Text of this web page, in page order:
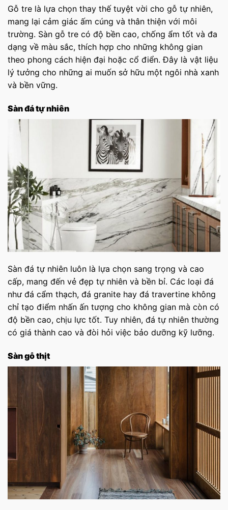
Gỗ tre là lựa chọn thay thế tuyệt vời cho gỗ tự nhiên,
mang lại cảm giác ấm cúng và thân thiện với môi
trường. Sàn gỗ tre có độ bền cao, chống ẩm tốt và đa
dạng về màu sắc, thích hợp cho những không gian
theo phong cách hiện đại hoặc cổ điển. Đây là vật liệu
lý tưởng cho những ai muốn sở hữu một ngôi nhà xanh
và bền vững.
Sàn đá tự nhiên
Sàn đá tự nhiên luôn là lựa chọn sang trọng và cao
cấp, mang đến vẻ đẹp tự nhiên và bền bỉ. Các loại đá
như đá cẩm thạch, đá granite hay đá travertine không
chỉ tạo điểm nhấn ấn tượng cho không gian mà còn có
độ bền cao, chịu lực tốt. Tuy nhiên, đá tự nhiên thường
có giá thành cao và đòi hỏi việc bảo dưỡng kỹ lưỡng.
Sàn gỗ thịt